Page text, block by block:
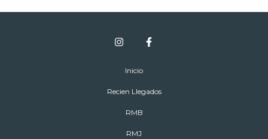
Inicio
Recien Llegados
RMB
RMJ